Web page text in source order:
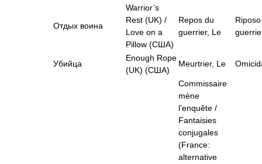
Отдых воина
Warrior’s
Rest (UK) /
Love on a
Pillow (США)
Repos du
guerrier, Le
Убийца
Enough Rope
(UK) (США)
Meurtrier, Le
Commissaire
mène
l’enquête /
Fantaisies
conjugales
(France:
alternative